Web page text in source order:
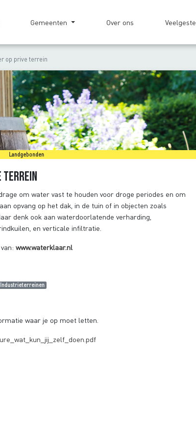
Gemeenten Over ons
op prive terrein
Landgebonden
terrein
om water vast te houden voor droge periodes en om
opvang op het dak, in de tuin of in objecten zoals
denk ook aan waterdoorlatende verharding,
en verticale infiltratie.
www.waterklaar.nl
Industrieterreinen
waar je op moet letten.